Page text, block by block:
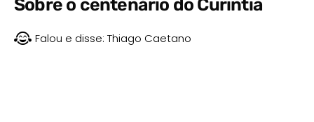
Sobre o centenário do Curintia
Falou e disse: Thiago Caetano